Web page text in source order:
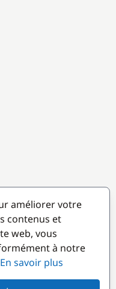
améliorer votre
contenus et
web, vous
à notre
En savoir plus